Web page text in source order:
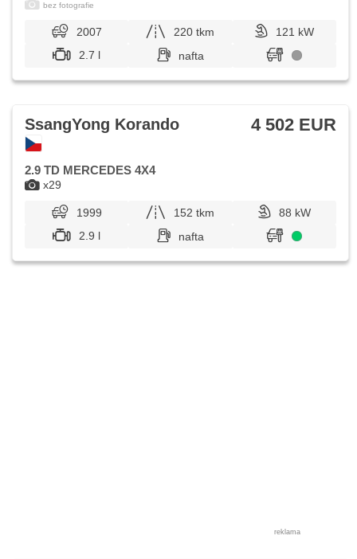
bez fotografie
2007 220 tkm
121 kW
2.7 l
nafta
x29
SsangYong Korando 4 502 EUR
2.9 TD MERCEDES 4X4
1999 152 tkm
88 kW
2.9 l
nafta
reklama